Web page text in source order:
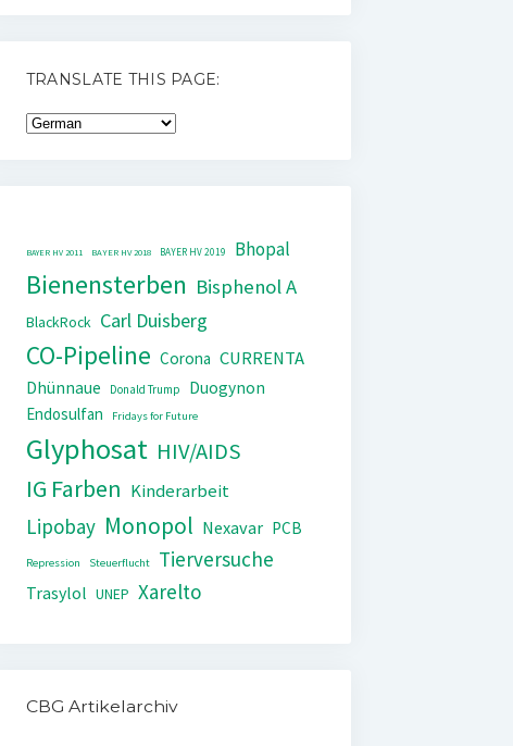
TRANSLATE THIS PAGE:
BAYER HV 2011 BAYER HV 2018 BAYER HV 2019 Bhopal
Bienensterben Bisphenol A
BlackRock Carl Duisberg
CO-Pipeline Corona CURRENTA
Dhünnaue Donald Trump
Duogynon
Endosulfan
Fridays for Future
Glyphosat HIV/AIDS
IG Farben Kinderarbeit
Lipobay Monopol Nexavar PCB
Repression Steuerflucht Tierversuche
Trasylol UNEP Xarelto
CBG Artikelarchiv